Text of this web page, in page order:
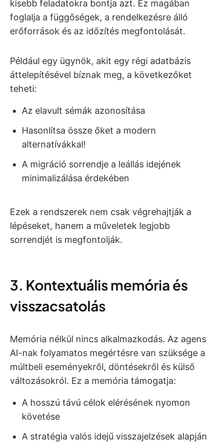
kisebb feladatokra bontja azt. Ez magában
foglalja a függőségek, a rendelkezésre álló
erőforrások és az időzítés megfontolását.
Például egy ügynök, akit egy régi adatbázis
áttelepítésével bíznak meg, a következőket
teheti:
Az elavult sémák azonosítása
Hasonlítsa össze őket a modern
alternatívákkal!
A migráció sorrendje a leállás idejének
minimalizálása érdekében
Ezek a rendszerek nem csak végrehajtják a
lépéseket, hanem a műveletek legjobb
sorrendjét is megfontolják.
3. Kontextuális memória és
visszacsatolás
Memória nélkül nincs alkalmazkodás. Az agens
AI-nak folyamatos megértésre van szüksége a
múltbeli eseményekről, döntésekről és külső
változásokról. Ez a memória támogatja:
A hosszú távú célok elérésének nyomon
követése
A stratégia valós idejű visszajelzések alapján